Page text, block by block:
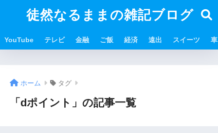
徒然なるままの雑記ブログ
YouTube テレビ 金融 ご飯 経済 遠出 スイーツ 車
ホーム タグ
「dポイント」の記事一覧